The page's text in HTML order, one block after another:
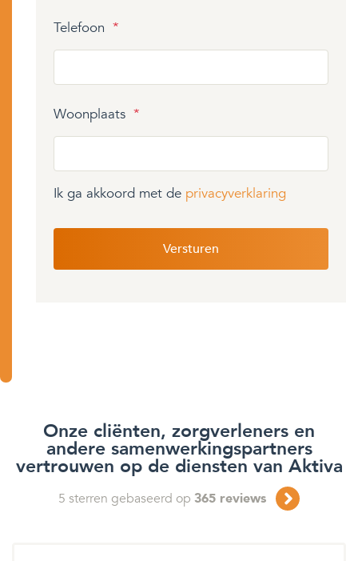
Telefoon *
Woonplaats *
Ik ga akkoord met de privacyverklaring
Onze cliënten, zorgverleners en
andere samenwerkingspartners
vertrouwen op de diensten van Aktiva
5 sterren gebaseerd op 365 reviews